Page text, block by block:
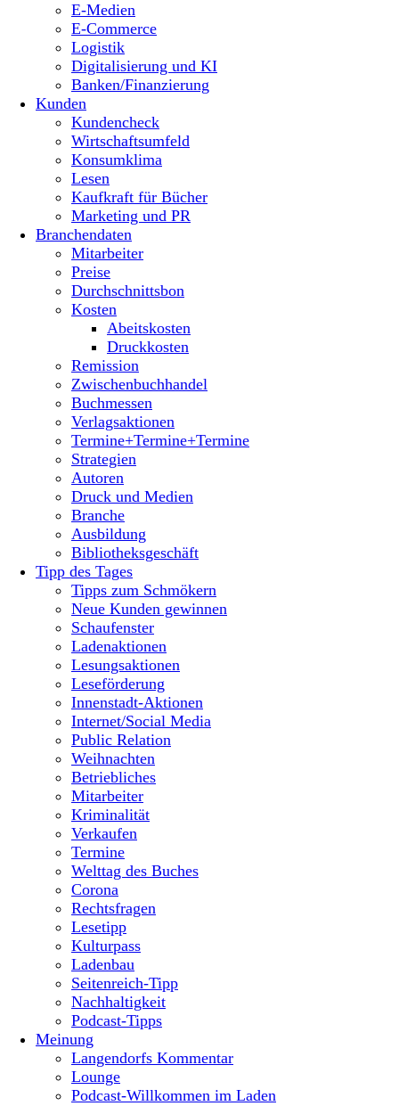
E-Medien
E-Commerce
Logistik
Digitalisierung und KI
Banken/Finanzierung
Kunden
Kundencheck
Wirtschaftsumfeld
Konsumklima
Lesen
Kaufkraft für Bücher
Marketing und PR
Branchendaten
Mitarbeiter
Preise
Durchschnittsbon
Kosten
Abeitskosten
Druckkosten
Remission
Zwischenbuchhandel
Buchmessen
Verlagsaktionen
Termine+Termine+Termine
Strategien
Autoren
Druck und Medien
Branche
Ausbildung
Bibliotheksgeschäft
Tipp des Tages
Tipps zum Schmökern
Neue Kunden gewinnen
Schaufenster
Ladenaktionen
Lesungsaktionen
Leseförderung
Innenstadt-Aktionen
Internet/Social Media
Public Relation
Weihnachten
Betriebliches
Mitarbeiter
Kriminalität
Verkaufen
Termine
Welttag des Buches
Corona
Rechtsfragen
Lesetipp
Kulturpass
Ladenbau
Seitenreich-Tipp
Nachhaltigkeit
Podcast-Tipps
Meinung
Langendorfs Kommentar
Lounge
Podcast-Willkommen im Laden